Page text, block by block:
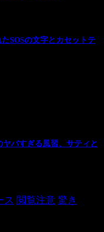
SOSの文字とカセットテ
バすぎる風習、サティと
ス 閲覧注意 驚き